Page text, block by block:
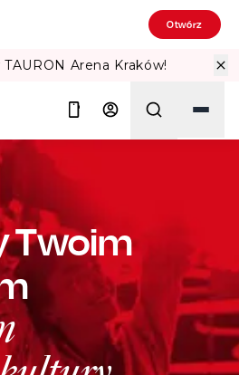
Otwórz
Arena Kraków!
Szukaj
Twoim